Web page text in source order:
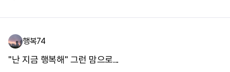
행복74
"난 지금 행복해" 그런 맘으로...